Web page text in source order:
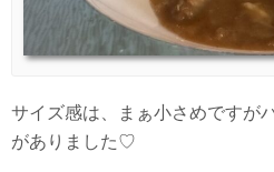
サイズ感は、まぁ小さめですが
がありました♡